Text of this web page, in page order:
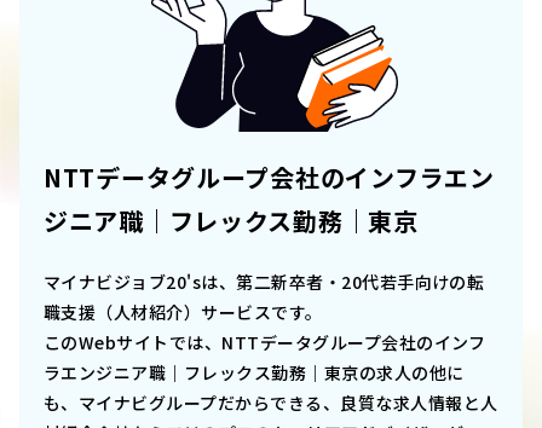
NTTデータグループ会社のインフラエン
ジニア職｜フレックス勤務｜東京
マイナビジョブ20'sは、第二新卒者・20代若手向けの転
職支援（人材紹介）サービスです。
このWebサイトでは、 NTTデータグループ会社のインフ
ラエンジニア職｜フレックス勤務｜東京の求人の他に
も、マイナビグループだからできる、良質な求人情報と人